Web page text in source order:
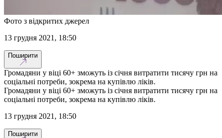
Фото з відкритих джерел
13 грудня 2021, 18:50
Поширити
Громадяни у віці 60+ зможуть із січня витратити тисячу грн на
соціальні потреби, зокрема на купівлю ліків.
Громадяни у віці 60+ зможуть із січня витратити тисячу грн на
соціальні потреби, зокрема на купівлю ліків.
13 грудня 2021, 18:50
Поширити